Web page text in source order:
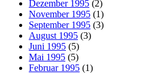
Dezember 1995 (2)
November 1995 (1)
September 1995 (3)
August 1995 (3)
Juni 1995 (5)
Mai 1995 (5)
Februar 1995 (1)